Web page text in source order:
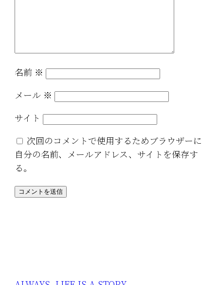
名前 ※
メール ※
サイト
次回のコメントで使用するためブラウザーに
自分の名前、メールアドレス、サイトを保存す
る。